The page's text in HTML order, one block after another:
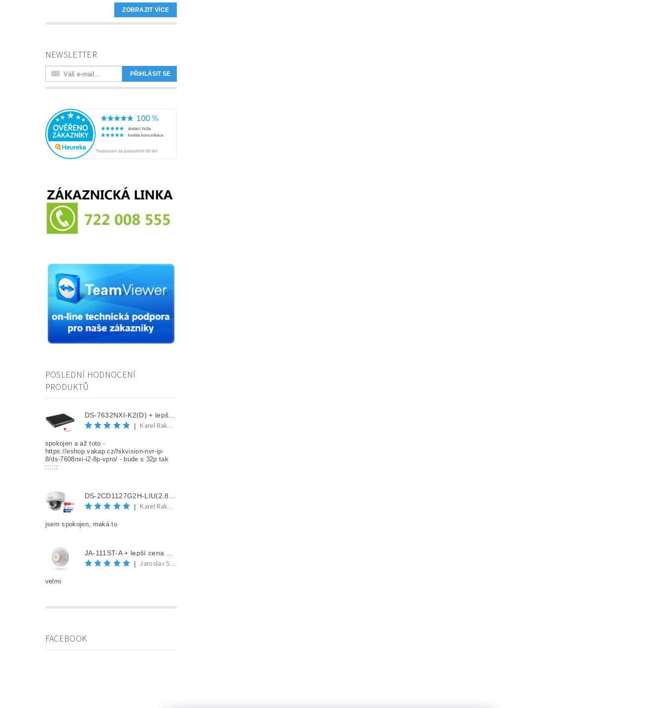
ZOBRAZIT VÍCE
NEWSLETTER
POSLEDNÍ HODNOCENÍ
PRODUKTŮ
|
Karel Rakovec
spokojen a až toto -
https://eshop.vakap.cz/hikvision-nvr-ip-
8/ds-7608nxi-i2-8p-vpro/ - bude s 32p tak
::::::
|
Karel Rakovec
jsem spokojen, maká to
|
Jaroslav Spěváček
velmi
FACEBOOK